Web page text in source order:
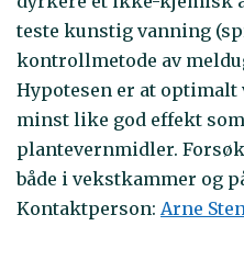
teste kunstig vanning
kontrollmetode av
Hypotesen er at
minst like god effekt
plantevernmidler.
både i vekstkammer og
Kontaktperson: Arne